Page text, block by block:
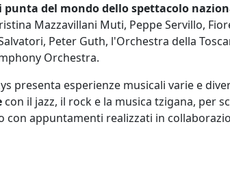
del mondo dello spettacolo
Mazzavillani Muti, Peppe Servillo,
Peter Guth, l'Orchestra della
Orchestra.
presenta esperienze musicali varie e
con il jazz, il rock e la musica tzigana, per
appuntamenti realizzati in